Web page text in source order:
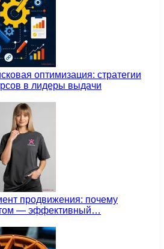
оптимизация: стратегии
в лидеры выдачи
продвижения: почему
— эффективный…